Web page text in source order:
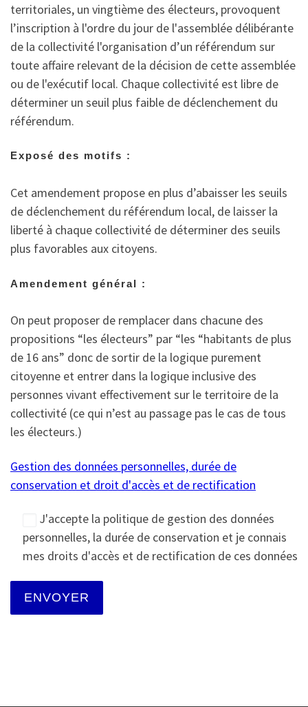
territoriales, un vingtième des électeurs, provoquent
l’inscription à l'ordre du jour de l'assemblée délibérante
de la collectivité l'organisation d’un référendum sur
toute affaire relevant de la décision de cette assemblée
ou de l'exécutif local. Chaque collectivité est libre de
déterminer un seuil plus faible de déclenchement du
référendum.
Exposé des motifs :
Cet amendement propose en plus d’abaisser les seuils
de déclenchement du référendum local, de laisser la
liberté à chaque collectivité de déterminer des seuils
plus favorables aux citoyens.
Amendement général :
On peut proposer de remplacer dans chacune des
propositions “les électeurs” par “les “habitants de plus
de 16 ans” donc de sortir de la logique purement
citoyenne et entrer dans la logique inclusive des
personnes vivant effectivement sur le territoire de la
collectivité (ce qui n’est au passage pas le cas de tous
les électeurs.)
Gestion des données personnelles, durée de
conservation et droit d'accès et de rectification
J'accepte la politique de gestion des données
personnelles, la durée de conservation et je connais
mes droits d'accès et de rectification de ces données